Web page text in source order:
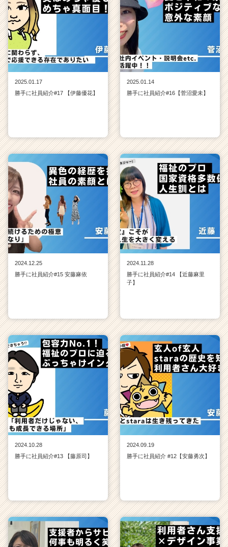
2025.01.17
勝手に社員紹介#17 【伊藤優花】
2025.01.14
勝手に社員紹介#16【菅沼愛未】
2024.12.25
勝手に社員紹介#15 安藤麻依
2024.11.28
勝手に社員紹介#14 【近藤麻里
子】
2024.10.28
勝手に社員紹介#13 【藤原司】
2024.09.19
勝手に社員紹介 #12【安藤勇次】